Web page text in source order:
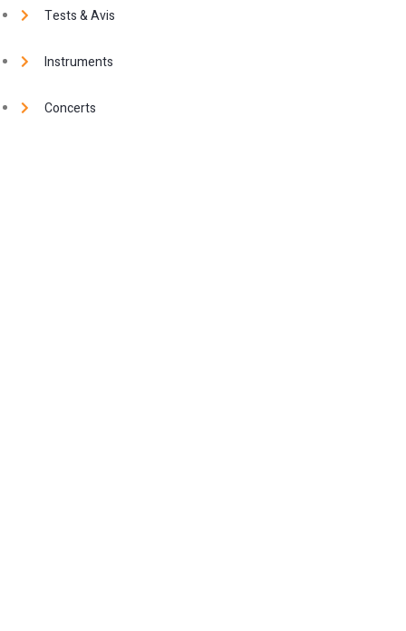
Tests & Avis
Instruments
Concerts